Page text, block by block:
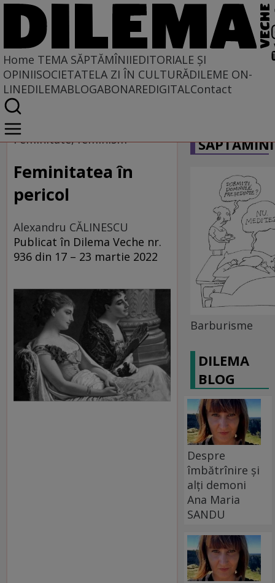
Home TEMA SĂPTĂMÎNIIEDITORIALE ȘI
OPINIISOCIETATELA ZI ÎN CULTURĂDILEME ON-
LINEDILEMABLOGABONAREDIGITALContact
Home
Tema săptămînii
Feminitate, feminism
Feminitatea în
pericol
Alexandru CĂLINESCU
Publicat în Dilema Veche nr.
936 din 17 – 23 martie 2022
Barburisme
DILEMA
BLOG
Despre
îmbătrînire și
alți demoni
Ana Maria
SANDU